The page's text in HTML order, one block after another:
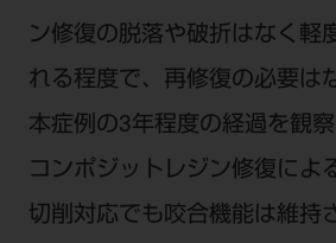
ン修復の脱落や破折はなく軽
れる程度で、再修復の必要は
本症例の3年程度の経過を観察
コンポジットレジン修復によ
切削対応でも咬合機能は維持